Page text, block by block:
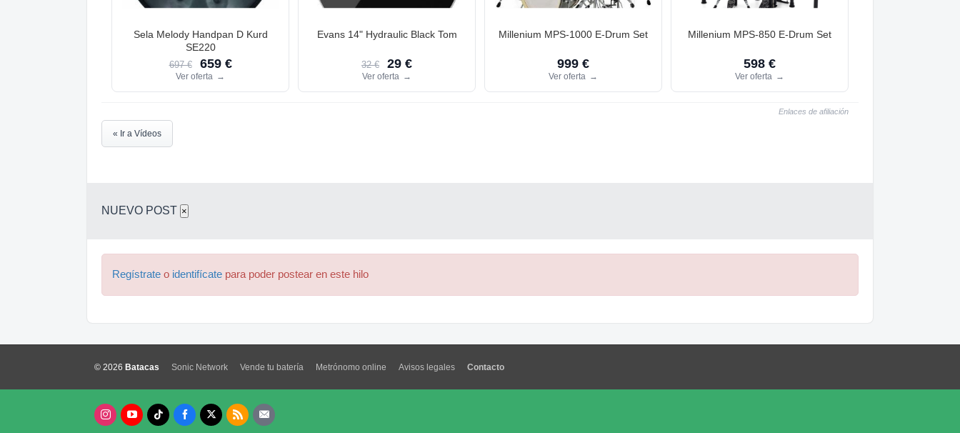
Sela Melody Handpan D Kurd
SE220
697 € 659 €
Ver oferta →
Evans 14" Hydraulic Black Tom
32 € 29 €
Ver oferta →
Millenium MPS-1000 E-Drum Set
999 €
Ver oferta →
Millenium MPS-850 E-Drum Set
598 €
Ver oferta →
Enlaces de afiliación
« Ir a Vídeos
NUEVO POST ×
Regístrate o identifícate para poder postear en este hilo
© 2026 Batacas Sonic Network Vende tu batería Metrónomo online Avisos legales Contacto